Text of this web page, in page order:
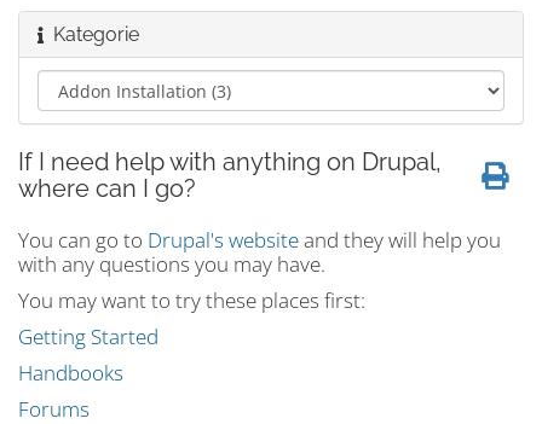
Kategorie
If I need help with anything on Drupal,
where can I go?
You can go to Drupal's websiteand they will help you
with any questions you may have.
You may want to try these places first:
Getting Started
Handbooks
Forums